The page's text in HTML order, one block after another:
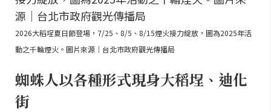
2026大稻埕夏日節登場，7/25、8/5、8/15煙火接力綻放，圖為2025年活
動之千輪煙火。圖片來源｜台北市政府觀光傳播局
蜘蛛人以各種形式現身大稻埕、迪化
街